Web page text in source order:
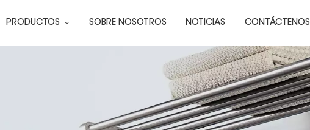
PRODUCTOS SOBRE NOSOTROS NOTICIAS CONTÁCTENOS